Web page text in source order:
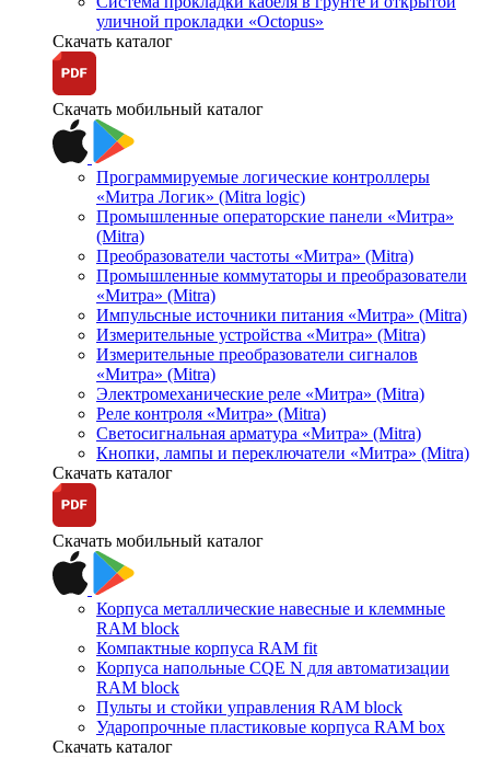
уличной прокладки «Octopus»
Скачать каталог
Скачать мобильный каталог
Программируемые логические контроллеры
«Митра Логик» (Mitra logic)
Промышленные операторские панели «Митра»
(Mitra)
Преобразователи частоты «Митра» (Mitra)
Промышленные коммутаторы и преобразователи
«Митра» (Mitra)
Импульсные источники питания «Митра» (Mitra)
Измерительные устройства «Митра» (Mitra)
Измерительные преобразователи сигналов
«Митра» (Mitra)
Электромеханические реле «Митра» (Mitra)
Реле контроля «Митра» (Mitra)
Светосигнальная арматура «Митра» (Mitra)
Кнопки, лампы и переключатели «Митра» (Mitra)
Скачать каталог
Скачать мобильный каталог
Корпуса металлические навесные и клеммные
RAM block
Компактные корпуса RAM fit
Корпуса напольные CQE N для автоматизации
RAM block
Пульты и стойки управления RAM block
Ударопрочные пластиковые корпуса RAM box
Скачать каталог